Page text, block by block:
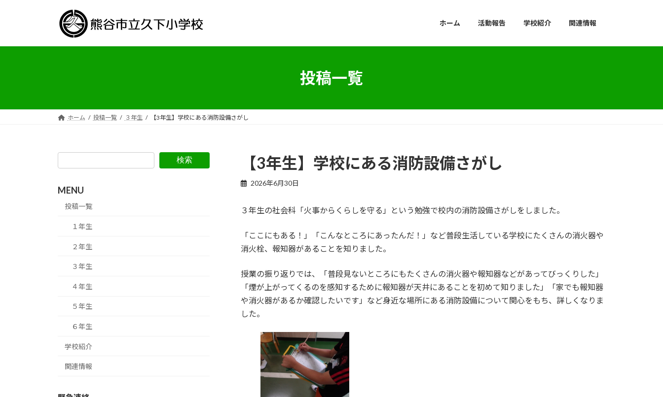
プ
動
ホーム 活動報告 学校紹介 関連情報
投稿一覧
ホーム 投稿一覧 ３年生 【3年生】学校にある消防設備さがし
【3年生】学校にある消防設備さがし
2026年6月30日
３年生の社会科「火事からくらしを守る」という勉強で校内の消防設備さがしをしました。
「ここにもある！」「こんなところにあったんだ！」など普段生活している学校にたくさんの消火器や
消火栓、報知器があることを知りました。
授業の振り返りでは、「普段見ないところにもたくさんの消火器や報知器などがあってびっくりした」
「煙が上がってくるのを感知するために報知器が天井にあることを初めて知りました」「家でも報知器
や消火器があるか確認したいです」など身近な場所にある消防設備について関心をもち、詳しくなりま
した。
検索
MENU
投稿一覧
１年生
２年生
３年生
４年生
５年生
６年生
学校紹介
関連情報